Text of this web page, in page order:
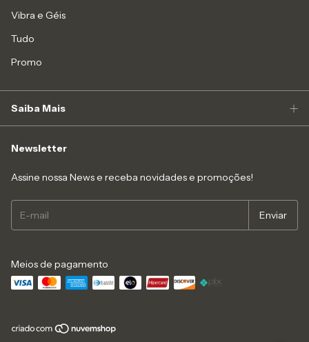
Vibra e Géis
Tudo
Promo
Saiba Mais
Newsletter
Assine nossa News e receba novidades e promoções!
Meios de pagamento